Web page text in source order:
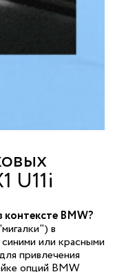
U11i
BMW?
в
или красными
привлечения
опций BMW